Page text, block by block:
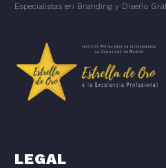
Especialistas en Branding y Diseño
LEGAL